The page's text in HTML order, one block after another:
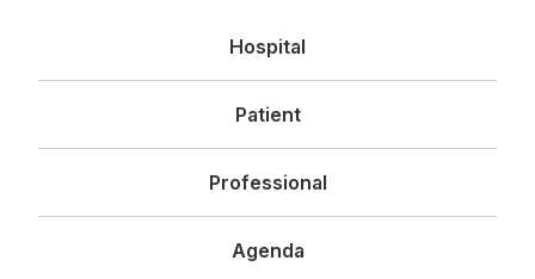
principal
Hospital
Patient
Professional
Agenda